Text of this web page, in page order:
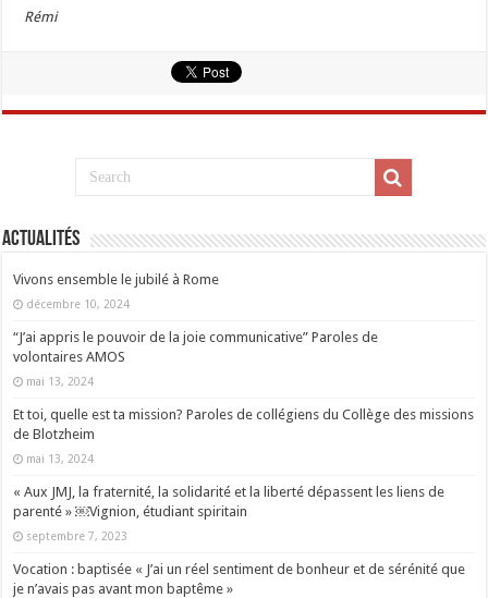
Rémi
Actualités
Vivons ensemble le jubilé à Rome
décembre 10, 2024
“J’ai appris le pouvoir de la joie communicative” Paroles de
volontaires AMOS
mai 13, 2024
Et toi, quelle est ta mission? Paroles de collégiens du Collège des missions
de Blotzheim
mai 13, 2024
« Aux JMJ, la fraternité, la solidarité et la liberté dépassent les liens de
parenté » ￼Vignion, étudiant spiritain
septembre 7, 2023
Vocation : baptisée « J’ai un réel sentiment de bonheur et de sérénité que
je n’avais pas avant mon baptême »